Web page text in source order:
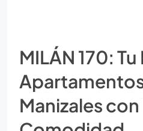
MILÁN 170:
Manizales